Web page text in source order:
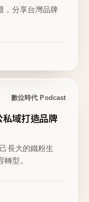
，分享台灣品牌
數位時代 Podcast
域打造品牌
長大的鐵粉生
型。